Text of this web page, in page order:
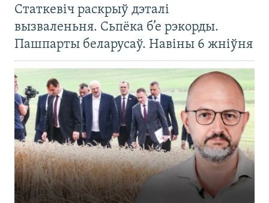
Статкевіч раскрыў дэталі
вызваленьня. Сьпёка б’е рэкорды.
Пашпарты беларусаў. Навіны 6 жніўня